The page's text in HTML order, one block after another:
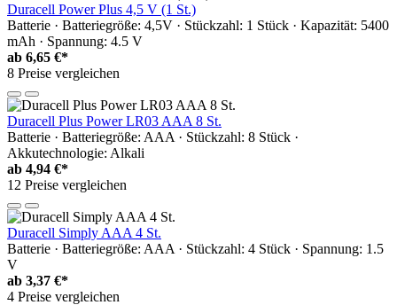
Duracell Power Plus 4,5 V (1 St.)
Batterie · Batteriegröße: 4,5V · Stückzahl: 1 Stück · Kapazität: 5400
mAh · Spannung: 4.5 V
ab 6,65 €*
8 Preise vergleichen
Duracell Plus Power LR03 AAA 8 St.
Batterie · Batteriegröße: AAA · Stückzahl: 8 Stück ·
Akkutechnologie: Alkali
ab 4,94 €*
12 Preise vergleichen
Duracell Simply AAA 4 St.
Batterie · Batteriegröße: AAA · Stückzahl: 4 Stück · Spannung: 1.5
V
ab 3,37 €*
4 Preise vergleichen